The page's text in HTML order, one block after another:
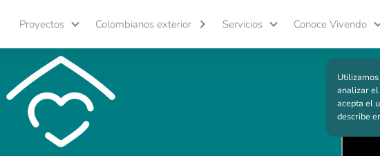
Proyectos Colombianos exterior Servicios Conoce Vivendo
analizar el
acepta el
describe